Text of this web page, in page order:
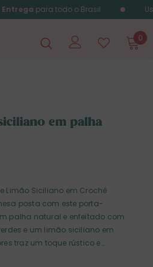
Entregapara todo o Brasil
0
em palha
Limão Siciliano em Crochê
posta com este porta-
palha natural e enfeitado com
e um limão siciliano em
traz um toque rústico e